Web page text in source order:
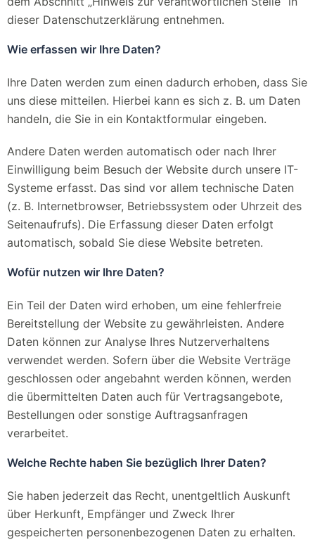
dieser Datenschutzerklärung entnehmen.
Wie erfassen wir Ihre Daten?
Ihre Daten werden zum einen dadurch erhoben, dass Sie
uns diese mitteilen. Hierbei kann es sich z. B. um Daten
handeln, die Sie in ein Kontaktformular eingeben.
Andere Daten werden automatisch oder nach Ihrer
Einwilligung beim Besuch der Website durch unsere IT-
Systeme erfasst. Das sind vor allem technische Daten
(z. B. Internetbrowser, Betriebssystem oder Uhrzeit des
Seitenaufrufs). Die Erfassung dieser Daten erfolgt
automatisch, sobald Sie diese Website betreten.
Wofür nutzen wir Ihre Daten?
Ein Teil der Daten wird erhoben, um eine fehlerfreie
Bereitstellung der Website zu gewährleisten. Andere
Daten können zur Analyse Ihres Nutzerverhaltens
verwendet werden. Sofern über die Website Verträge
geschlossen oder angebahnt werden können, werden
die übermittelten Daten auch für Vertragsangebote,
Bestellungen oder sonstige Auftragsanfragen
verarbeitet.
Welche Rechte haben Sie bezüglich Ihrer Daten?
Sie haben jederzeit das Recht, unentgeltlich Auskunft
über Herkunft, Empfänger und Zweck Ihrer
gespeicherten personenbezogenen Daten zu erhalten.